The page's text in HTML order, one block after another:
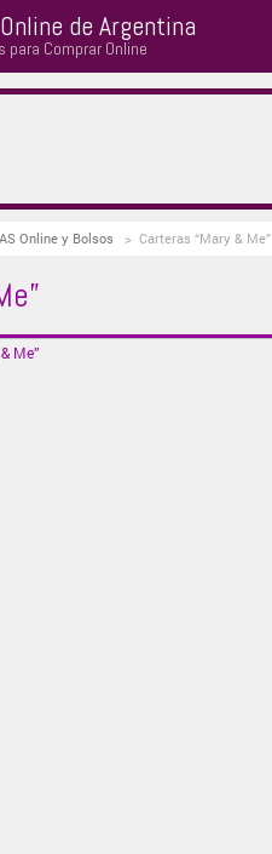
de Argentina
para Comprar Online
Online y Bolsos > Carteras “Mary & Me”